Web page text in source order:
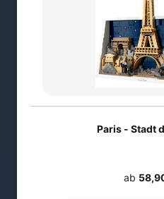
Paris - Stadt
ab